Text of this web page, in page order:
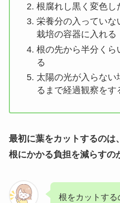
根腐れし黒く変色し
栄養分の入っていな
栽培の容器に入れる
根の先から半分くら
る
太陽の光が入らない
るまで経過観察をす
最初に葉をカットするのは
根にかかる負担を減らすの
根をカットする